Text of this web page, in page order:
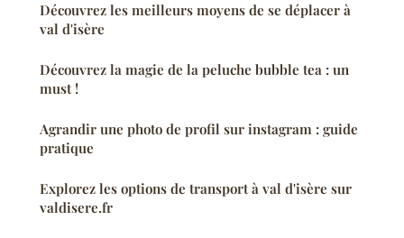
Découvrez les meilleurs moyens de se déplacer à
val d'isère
Découvrez la magie de la peluche bubble tea : un
must !
Agrandir une photo de profil sur instagram : guide
pratique
Explorez les options de transport à val d'isère sur
valdisere.fr